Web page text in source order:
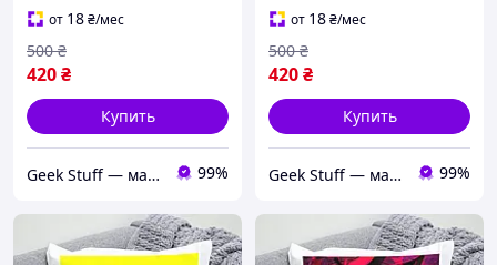
от 18₴/мес
420₴
500 ₴
Купить
Geek Stuff — магазин аниме, гиков, Kpop товаров. Сувениры с вашим принтом и полиграфия 99%
от 18₴/мес
420₴
500 ₴
Купить
Geek Stuff — магазин аниме, гиков, Kpop товаров. Сувениры с вашим принтом и полиграфия 99%